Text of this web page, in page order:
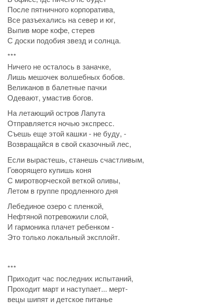
После пятничного корпоратива,
Все разъехались на север и юг,
Выпив море кофе, стерев
С доски подобия звезд и солнца.
***
Ничего не осталось в заначке,
Лишь мешочек волшебных бобов.
Великанов в балетные пачки
Одевают, умастив богов.
На летающий остров Лапута
Отправляется ночью экспресс.
Съешь еще этой кашки - не буду, -
Возвращайся в свой сказочный лес,
Если вырастешь, станешь счастливым,
Говорящего купишь коня
С миротворческой веткой оливы,
Летом в группе продленного дня
Лебединое озеро с пленкой,
Нефтяной потревожили слой,
И гармоника плачет ребенком -
Это только локальный эксплойт.
***
Приходит час последних испытаний,
Проходит март и наступает... мерт-
вецы шипят и детское питанье